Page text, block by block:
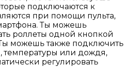
подключаются к
при помощи пульта,
Ты можешь
роллеты одной кнопкой
можешь также подключить
температуры или дождя,
регулировать